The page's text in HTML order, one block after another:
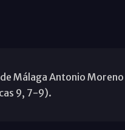
Málaga Antonio
9, 7-9).